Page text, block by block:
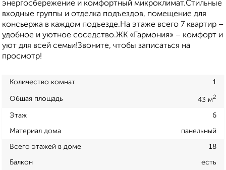
энергосбережение и комфортный микроклимат.Стильные
входные группы и отделка подъездов, помещение для
консьержа в каждом подъезде.На этаже всего 7 квартир –
удобное и уютное соседство.ЖК «Гармония» – комфорт и
уют для всей семьи!Звоните, чтобы записаться на
просмотр!
Количество комнат 1
Общая площадь 43 м2
Этаж 6
Материал дома панельный
Всего этажей в доме 18
Балкон есть